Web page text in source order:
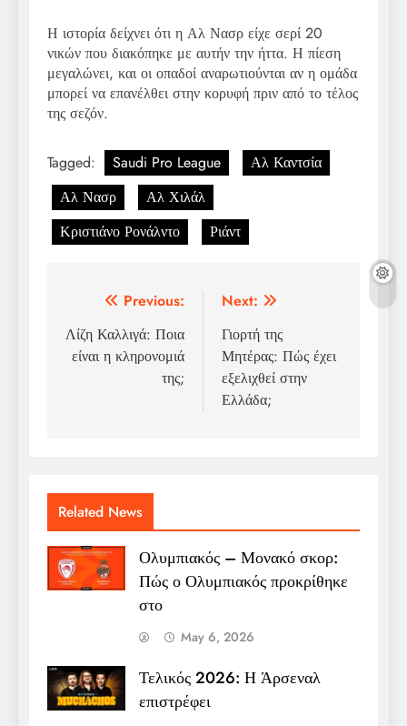
Η ιστορία δείχνει ότι η Αλ Νασρ είχε σερί 20
νικών που διακόπηκε με αυτήν την ήττα. Η πίεση
μεγαλώνει, και οι οπαδοί αναρωτιούνται αν η ομάδα
μπορεί να επανέλθει στην κορυφή πριν από το τέλος
της σεζόν.
Tagged: Saudi Pro League
Αλ Καντσία
Αλ Νασρ
Αλ Χιλάλ
Κριστιάνο Ρονάλντο
Ριάντ
Post
navigation
Previous:
Λίζη Καλλιγά: Ποια
είναι η κληρονομιά
της;
Next:
Γιορτή της
Μητέρας: Πώς έχει
εξελιχθεί στην
Ελλάδα;
Related News
Ολυμπιακός – Μονακό σκορ:
Πώς ο Ολυμπιακός προκρίθηκε
στο
May 6, 2026
Τελικός 2026: Η Άρσεναλ
επιστρέφει